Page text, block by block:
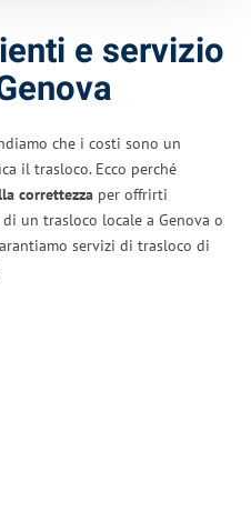
e servizio
che i costi sono un
il trasloco. Ecco perché
correttezza per offrirti
un trasloco locale a Genova o
servizi di trasloco di